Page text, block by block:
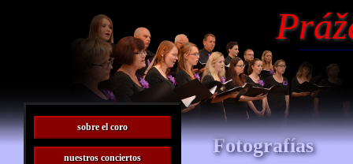
Fotografías
sobre el coro
nuestros conciertos